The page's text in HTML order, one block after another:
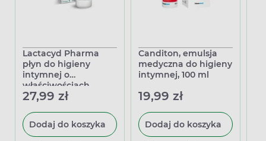
Lactacyd Pharma
płyn do higieny
intymnej o
właściwościach
antybakteryjnych,
27,99 zł
Dodaj do koszyka
Canditon, emulsja
medyczna do higieny
intymnej, 100 ml
19,99 zł
Dodaj do koszyka